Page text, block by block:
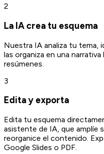
2
La IA crea tu esquema
Nuestra IA analiza tu tema,
las organiza en una
resúmenes.
3
Edita y exporta
Edita tu esquema
asistente de IA, que amplíe
reorganice el contenido.
Google Slides o PDF.